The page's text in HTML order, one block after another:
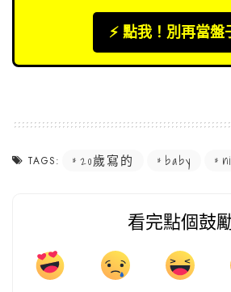
⚡️ 點我！別再當盤
TAGS: 20歲寫的 baby
看完點個鼓